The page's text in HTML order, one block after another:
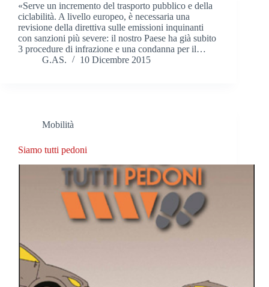
«Serve un incremento del trasporto pubblico e della
ciclabilità. A livello europeo, è necessaria una
revisione della direttiva sulle emissioni inquinanti
con sanzioni più severe: il nostro Paese ha già subito
3 procedure di infrazione e una condanna per il…
G.AS.
10 Dicembre 2015
Mobilità
Siamo tutti pedoni